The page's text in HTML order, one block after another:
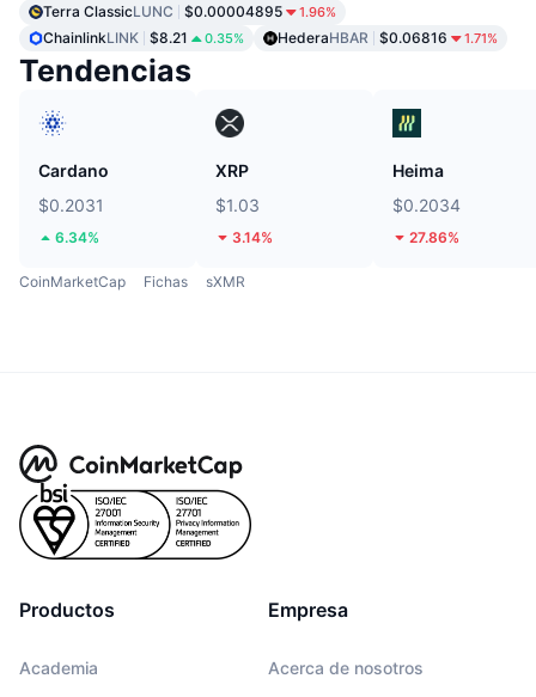
Terra ClassicLUNC $0.00004895 1.96%
ChainlinkLINK $8.21 0.35% HederaHBAR $0.06816 1.71%
Tendencias
Cardano
$0.2031
6.34%
XRP
$1.03
3.14%
Heima
$0.2034
27.86%
CoinMarketCap Fichas sXMR
Productos
Academia
Empresa
Acerca de nosotros